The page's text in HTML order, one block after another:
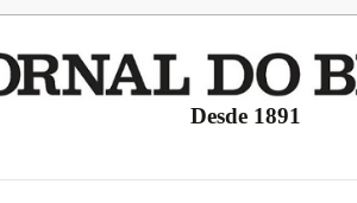
Desde 1891